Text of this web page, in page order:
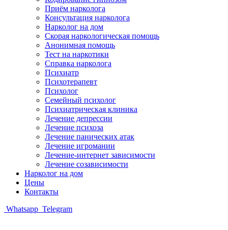
Приём нарколога
Консультация нарколога
Нарколог на дом
Скорая наркологическая помощь
Анонимная помощь
Тест на наркотики
Справка нарколога
Психиатр
Психотерапевт
Психолог
Семейный психолог
Психиатрическая клиника
Лечение депрессии
Лечение психоза
Лечение панических атак
Лечение игромании
Лечение-интернет зависимости
Лечение созависимости
Нарколог на дом
Цены
Контакты
Whatsapp Telegram